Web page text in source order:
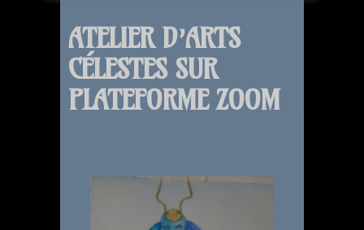
ATELIER D’ARTS
CÉLESTES SUR
PLATEFORME ZOOM